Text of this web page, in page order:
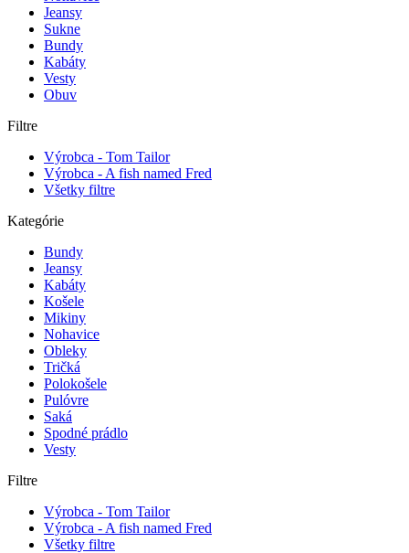
Jeansy
Sukne
Bundy
Kabáty
Vesty
Obuv
Filtre
Výrobca - Tom Tailor
Výrobca - A fish named Fred
Všetky filtre
Kategórie
Bundy
Jeansy
Kabáty
Košele
Mikiny
Nohavice
Obleky
Tričká
Polokošele
Pulóvre
Saká
Spodné prádlo
Vesty
Filtre
Výrobca - Tom Tailor
Výrobca - A fish named Fred
Všetky filtre